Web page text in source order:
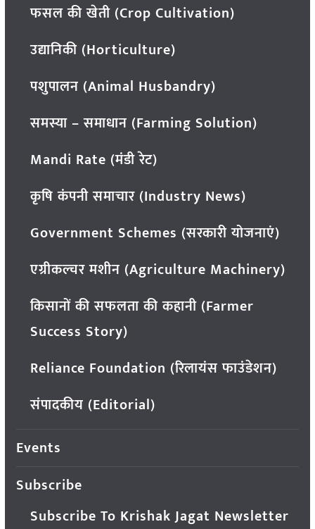
फसल की खेती (Crop Cultivation)
उद्यानिकी (Horticulture)
पशुपालन (Animal Husbandry)
समस्या – समाधान (Farming Solution)
Mandi Rate (मंडी रेट)
कृषि कंपनी समाचार (Industry News)
Government Schemes (सरकारी योजनाएं)
एग्रीकल्चर मशीन (Agriculture Machinery)
किसानों की सफलता की कहानी (Farmer
Success Story)
Reliance Foundation (रिलायंस फाउंडेशन)
संपादकीय (Editorial)
Events
Subscribe
Subscribe To Krishak Jagat Newsletter